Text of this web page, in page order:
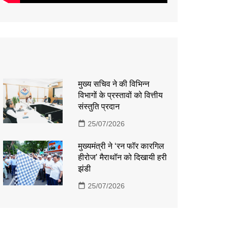
मुख्य सचिव ने की विभिन्न
विभागों के प्रस्तावों को वित्तीय
संस्तुति प्रदान
25/07/2026
मुख्यमंत्री ने ‘रन फॉर कारगिल
हीरोज’ मैराथॉन को दिखायी हरी
झंडी
25/07/2026